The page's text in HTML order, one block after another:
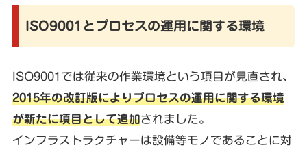
ISO9001とプロセスの運用に関する環境
ISO9001では従来の作業環境という項目が見直され、
2015年の改訂版によりプロセスの運用に関する環境
が新たに項目として追加されました。
インフラストラクチャーは設備等モノであることに対